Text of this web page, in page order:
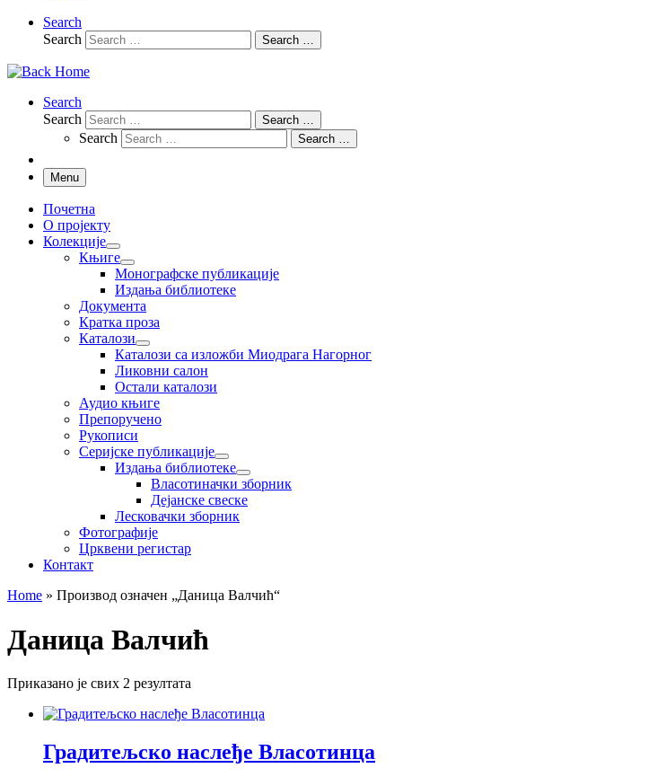
Search
Search
Search …
Search
Search
Search …
Search Search …
Menu
Почетна
О пројекту
Колекције
Књиге
Монографске публикације
Издања библиотеке
Документа
Кратка проза
Каталози
Каталози са изложби Миодрага Нагорног
Ликовни салон
Остали каталози
Аудио књиге
Препоручено
Рукописи
Серијске публикације
Издања библиотеке
Власотиначки зборник
Дејанске свеске
Лесковачки зборник
Фотографије
Црквени регистар
Контакт
Home » Производ oзначен „Даница Валчић“
Даница Валчић
Приказано је свих 2 резултата
Градитељско наслеђе Власотинца